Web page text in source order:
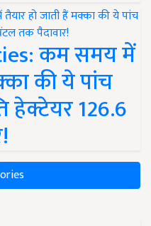
कम समय में
की ये पांच
हेक्टेयर 126.6